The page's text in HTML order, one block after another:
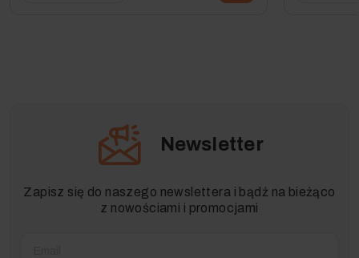
Newsletter
Zapisz się do naszego newslettera i bądź na bieżąco
z nowościami i promocjami